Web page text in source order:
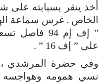
أخذ ينقر بسبابته على
الخاص . غرس سماعة
” إف إم 94
على ” إف 16 ” .
وفي حضرة المرشدي ،
نسي همومه وهواجسه .